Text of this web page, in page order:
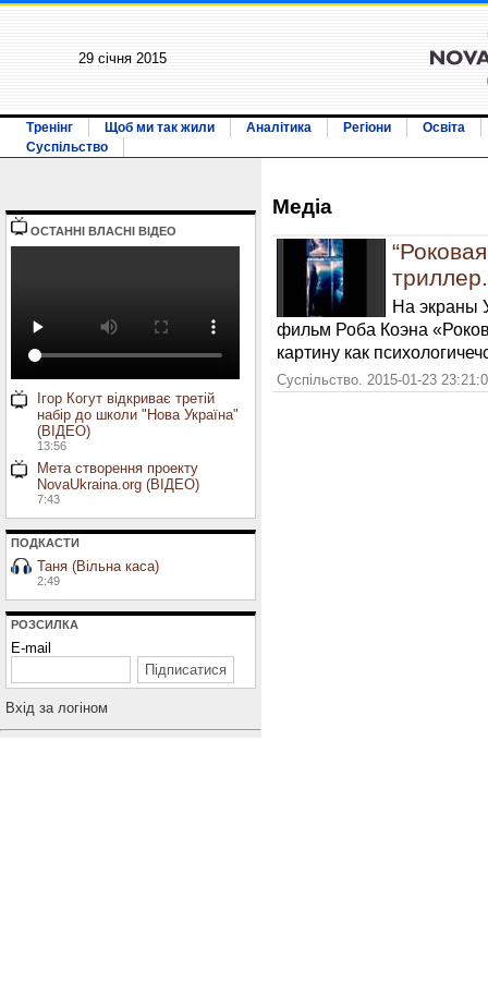
29 січня 2015
Тренінг Щоб ми так жили Аналітика Регіони
Освіта
Суспільство
ОСТАННI ВЛАСНI ВIДЕО
Ігор Когут відкриває третій
набір до школи "Нова Україна"
(ВІДЕО)
13:56
Мета створення проекту
NovaUkraina.org (ВІДЕО)
7:43
ПОДКАСТИ
Таня (Вільна каса)
2:49
РОЗСИЛКА
E-mail
Вхiд за логiном
Медiа
На экраны
фильм Роба Коэна
картину как
Суспільство. 2015-01-23